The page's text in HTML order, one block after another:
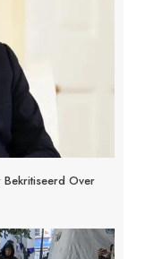
Bekritiseerd Over